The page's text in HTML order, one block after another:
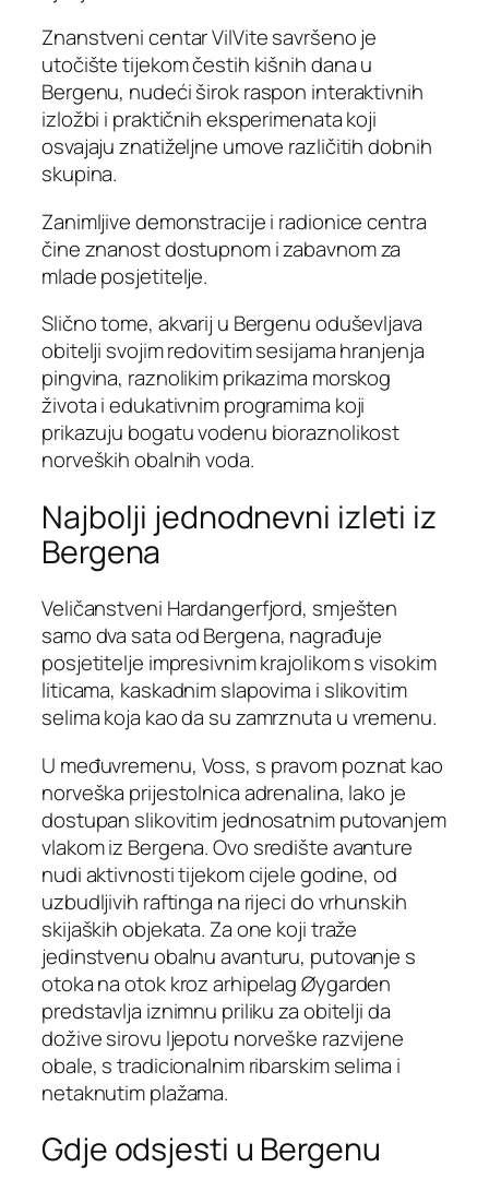
Znanstveni centar VilVite savršeno je
utočište tijekom čestih kišnih dana u
Bergenu, nudeći širok raspon interaktivnih
izložbi i praktičnih eksperimenata koji
osvajaju znatiželjne umove različitih dobnih
skupina.
Zanimljive demonstracije i radionice centra
čine znanost dostupnom i zabavnom za
mlade posjetitelje.
Slično tome, akvarij u Bergenu oduševljava
obitelji svojim redovitim sesijama hranjenja
pingvina, raznolikim prikazima morskog
života i edukativnim programima koji
prikazuju bogatu vodenu bioraznolikost
norveških obalnih voda.
Najbolji jednodnevni izleti iz
Bergena
Veličanstveni Hardangerfjord, smješten
samo dva sata od Bergena, nagrađuje
posjetitelje impresivnim krajolikom s visokim
liticama, kaskadnim slapovima i slikovitim
selima koja kao da su zamrznuta u vremenu.
U međuvremenu, Voss, s pravom poznat kao
norveška prijestolnica adrenalina, lako je
dostupan slikovitim jednosatnim putovanjem
vlakom iz Bergena. Ovo središte avanture
nudi aktivnosti tijekom cijele godine, od
uzbudljivih raftinga na rijeci do vrhunskih
skijaških objekata. Za one koji traže
jedinstvenu obalnu avanturu, putovanje s
otoka na otok kroz arhipelag Øygarden
predstavlja iznimnu priliku za obitelji da
dožive sirovu ljepotu norveške razvijene
obale, s tradicionalnim ribarskim selima i
netaknutim plažama.
Gdje odsjesti u Bergenu